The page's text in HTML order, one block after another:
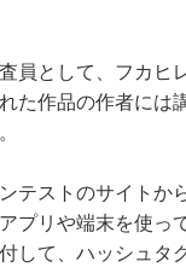
員として、フカヒ
た作品の作者には
テストのサイトか
プリや端末を使っ
して、ハッシュタ